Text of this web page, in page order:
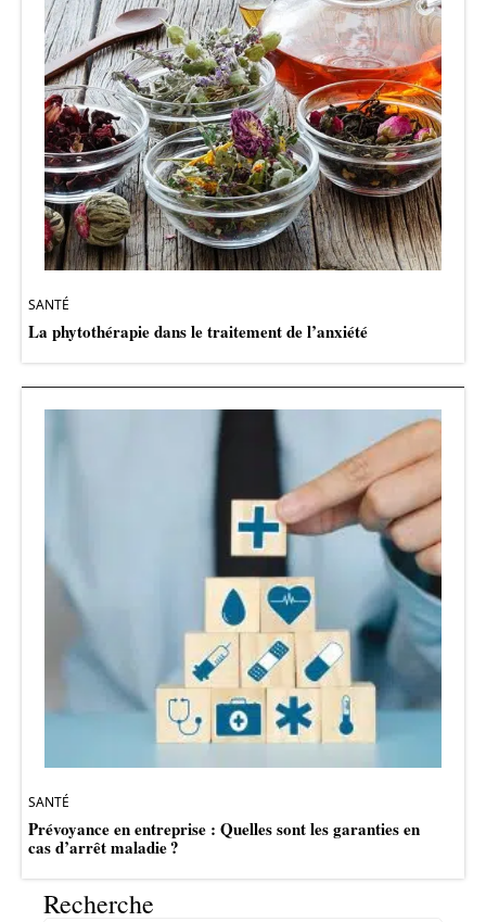
SANTÉ
La phytothérapie dans le traitement de l’anxiété
SANTÉ
Prévoyance en entreprise : Quelles sont les garanties en
cas d’arrêt maladie ?
Recherche